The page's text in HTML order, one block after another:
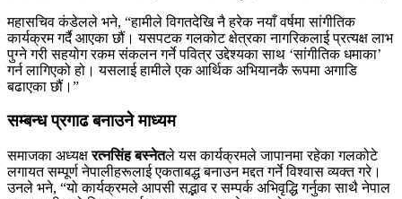
महासचिव कंडेलले भने, “हामीले विगतदेखि नै हरेक नयाँ वर्षमा सांगीतिक
कार्यक्रम गर्दै आएका छौं। यसपटक गलकोट क्षेत्रका नागरिकलाई प्रत्यक्ष लाभ
पुग्ने गरी सहयोग रकम संकलन गर्ने पवित्र उद्देश्यका साथ ‘सांगीतिक धमाका’
गर्न लागिएको हो। यसलाई हामीले एक आर्थिक अभियानकै रूपमा अगाडि
बढाएका छौं।”
सम्बन्ध प्रगाढ बनाउने माध्यम
समाजका अध्यक्षरत्नसिंह बस्नेतले यस कार्यक्रमले जापानमा रहेका गलकोटे
लगायत सम्पूर्ण नेपालीहरूलाई एकताबद्ध बनाउन मद्दत गर्ने विश्वास व्यक्त गरे।
उनले भने, “यो कार्यक्रमले आपसी सद्भाव र सम्पर्क अभिवृद्धि गर्नुका साथै नेपाल